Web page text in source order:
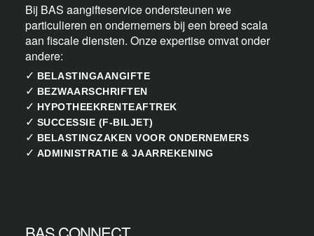
Bij BAS aangifteservice ondersteunen we
particulieren en ondernemers bij een breed scala
aan fiscale diensten. Onze expertise omvat onder
andere:
✓ BELASTINGAANGIFTE
✓ BEZWAARSCHRIFTEN
✓ HYPOTHEEKRENTEAFTREK
✓ SUCCESSIE (F-BILJET)
✓ BELASTINGZAKEN VOOR ONDERNEMERS
✓ ADMINISTRATIE & JAARREKENING